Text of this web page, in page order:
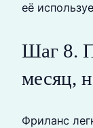
её
Шаг 8.
месяц,
Фриланс